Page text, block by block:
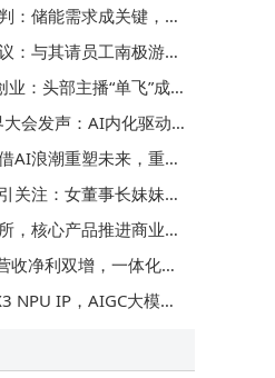
，上调天齐赣锋评级，供应缺口仍存
南极游，不如学胖东来给真福利
播“单飞”成风，行业变革进行时
内化驱动，开启生产力革命新篇章
来，重组两大核心业务板块谋发展
长妹妹曾任职持股未被归为实控人
推进商业化，已获超1亿美元融资
一体化供应链与仓储网络成果显著
大模型能力跃升开启端侧AI新篇